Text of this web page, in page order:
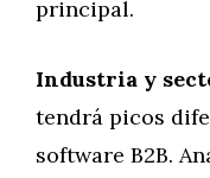
principal.
Industria y
tendrá picos
software B2B.